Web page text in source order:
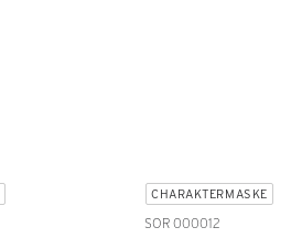
CHARAKTERMASKE
SOR 000012